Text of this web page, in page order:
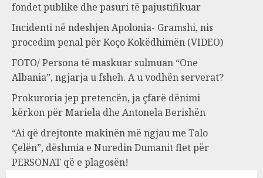
fondet publike dhe pasuri të pajustifikuar
Incidenti në ndeshjen Apolonia- Gramshi, nis
procedim penal për Koço Kokëdhimën (VIDEO)
FOTO/ Persona të maskuar sulmuan “One
Albania”, ngjarja u fsheh. A u vodhën serverat?
Prokuroria jep pretencën, ja çfarë dënimi
kërkon për Mariela dhe Antonela Berishën
“Ai që drejtonte makinën më ngjau me Talo
Çelën”, dëshmia e Nuredin Dumanit flet për
PERSONAT që e plagosën!